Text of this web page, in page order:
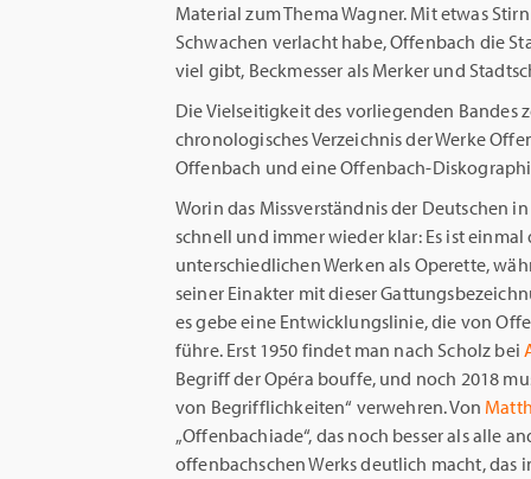
Material zum Thema Wagner. Mit etwas
Schwachen verlacht habe, Offenbach die
viel gibt, Beckmesser als Merker und
Die Vielseitigkeit des vorliegenden Bandes
chronologisches Verzeichnis der Werke
Offenbach und eine Offenbach-
Worin das Missverständnis der Deutschen
schnell und immer wieder klar: Es ist
unterschiedlichen Werken als Operette,
seiner Einakter mit dieser
es gebe eine Entwicklungslinie, die von
führe. Erst 1950 findet man nach Scholz bei
Begriff der Opéra bouffe, und noch 2018
von Begrifflichkeiten“ verwehren. Von
„Offenbachiade“, das noch besser als alle
offenbachschen Werks deutlich macht, das